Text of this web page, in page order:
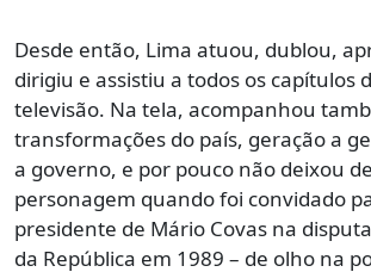
Desde então, Lima atuou, dublou,
dirigiu e assistiu a todos os capítulos
televisão. Na tela, acompanhou
transformações do país, geração a
a governo, e por pouco não deixou
personagem quando foi convidado
presidente de Mário Covas na
da República em 1989 – de olho na